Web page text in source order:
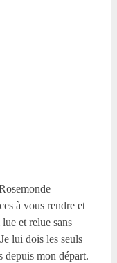
à vous rendre et
et relue sans
lui dois les seuls
depuis mon départ.